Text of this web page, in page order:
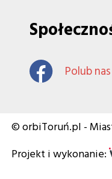
Polub
© orbiToruń.pl -
Projekt i wykonanie: